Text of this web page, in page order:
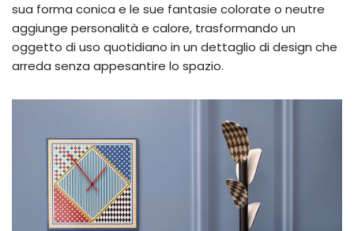
sua forma conica e le sue fantasie colorate o neutre
aggiunge personalità e calore, trasformando un
oggetto di uso quotidiano in un dettaglio di design che
arreda senza appesantire lo spazio.